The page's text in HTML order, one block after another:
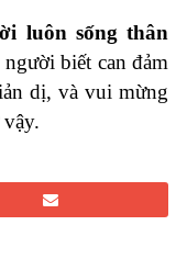
luôn sống thân
biết can đảm
dị, và vui mừng